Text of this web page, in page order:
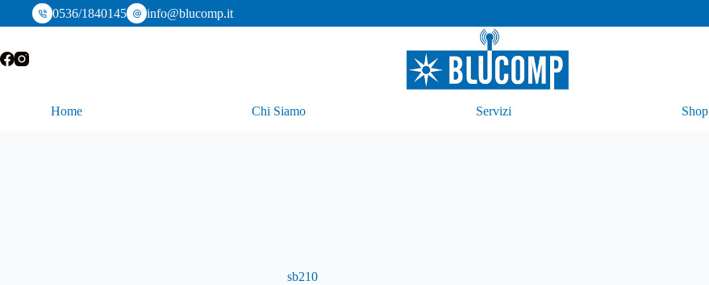
0536/1840145 info@blucomp.it
Home Chi Siamo Servizi Shop
sb210